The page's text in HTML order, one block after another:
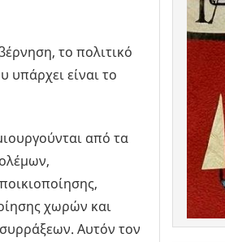
το πολιτικό
υπάρχει είναι το
από τα
χωρών και
Αυτόν τον